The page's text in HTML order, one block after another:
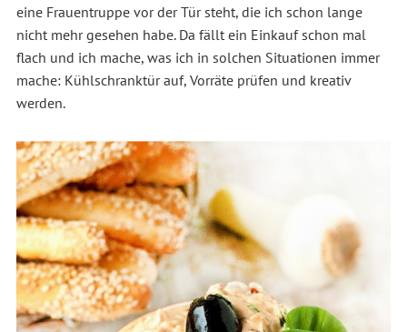
eine Frauentruppe vor der Tür steht, die ich schon lange
nicht mehr gesehen habe. Da fällt ein Einkauf schon mal
flach und ich mache, was ich in solchen Situationen immer
mache: Kühlschranktür auf, Vorräte prüfen und kreativ
werden.